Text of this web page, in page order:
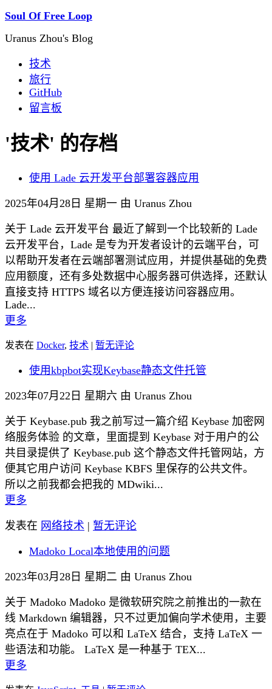
Soul Of Free Loop
Uranus Zhou's Blog
技术
旅行
GitHub
留言板
'技术' 的存档
使用 Lade 云开发平台部署容器应用
2025年04月28日 星期一 由 Uranus Zhou
关于 Lade 云开发平台 最近了解到一个比较新的 Lade
云开发平台，Lade 是专为开发者设计的云端平台，可
以帮助开发者在云端部署测试应用，并提供基础的免费
应用额度，还有多处数据中心服务器可供选择，还默认
直接支持 HTTPS 域名以方便连接访问容器应用。
Lade...
更多
发表在 Docker, 技术 | 暂无评论
使用kbpbot实现Keybase静态文件托管
2023年07月22日 星期六 由 Uranus Zhou
关于 Keybase.pub 我之前写过一篇介绍 Keybase 加密网
络服务体验 的文章，里面提到 Keybase 对于用户的公
共目录提供了 Keybase.pub 这个静态文件托管网站，方
便其它用户访问 Keybase KBFS 里保存的公共文件。
所以之前我都会把我的 MDwiki...
更多
发表在 网络技术 | 暂无评论
Madoko Local本地使用的问题
2023年03月28日 星期二 由 Uranus Zhou
关于 Madoko Madoko 是微软研究院之前推出的一款在
线 Markdown 编辑器，只不过更加偏向学术使用，主要
亮点在于 Madoko 可以和 LaTeX 结合，支持 LaTeX 一
些语法和功能。 LaTeX 是一种基于 TEX...
更多